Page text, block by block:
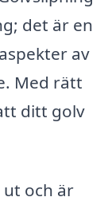
det är en
av
Med rätt
ditt golv
och är